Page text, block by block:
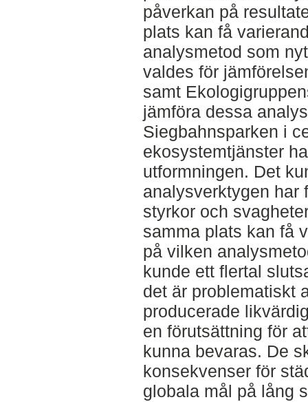
påverkan på
plats kan få
analysmetod som
valdes för
samt
jämföra dessa
Siegbahnsparken i
ekosystemtjänster
utformningen. Det
analysverktygen har
styrkor och
samma plats kan få
på vilken
kunde ett flertal
det är problematiskt
producerade
en förutsättning för
kunna bevaras. De
konsekvenser för
globala mål på lång